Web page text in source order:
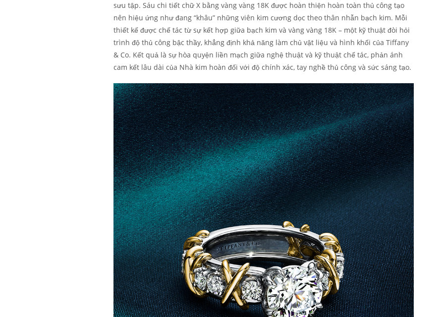
sưu tập. Sáu chi tiết chữ X bằng vàng vàng 18K được hoàn thiện hoàn toàn thủ công tạo
nên hiệu ứng như đang “khâu” những viên kim cương dọc theo thân nhẫn bạch kim. Mỗi
thiết kế được chế tác từ sự kết hợp giữa bạch kim và vàng vàng 18K – một kỹ thuật đòi hỏi
trình độ thủ công bậc thầy, khẳng định khả năng làm chủ vật liệu và hình khối của Tiffany
& Co. Kết quả là sự hòa quyện liền mạch giữa nghệ thuật và kỹ thuật chế tác, phản ánh
cam kết lâu dài của Nhà kim hoàn đối với độ chính xác, tay nghề thủ công và sức sáng tạo.